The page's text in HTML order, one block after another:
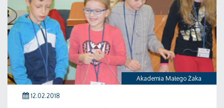
Akademia Małego Żaka
12.02.2018